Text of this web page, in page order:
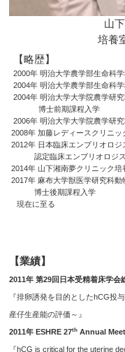
山
培養
【略歴】
2000年明治大学農学部生命科
2004年明治大学農学部生命科
2004年明治大学大学院農学研
博士前期課程入学
2006年 明治大学大学院農学
2008年 加藤レディースクリニッ
2012年 日本臨床エンブリオロジ
認定臨床エンブリオロジス
2014年 山下湘南夢クリニック
2017年 麻布大学獣医学研究科動
博士後期課程入学
現在に至る
【業績】
2011年 第29回日本受精着床学会
『排卵誘発を目的としたhCG投
産仔生産能の評価～』
2011年 ESHRE 27th Annual
『hCG is critical for the uterine